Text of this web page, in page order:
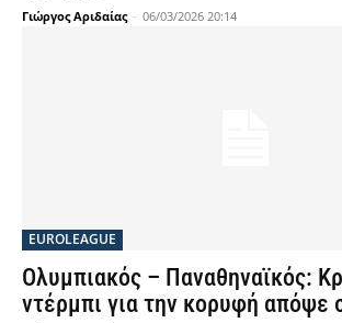
Γιώργος Αριδαίας - 06/03/2026 20:14
EUROLEAGUE
Ολυμπιακός – Παναθηναϊκός:
ντέρμπι για την κορυφή απόψε